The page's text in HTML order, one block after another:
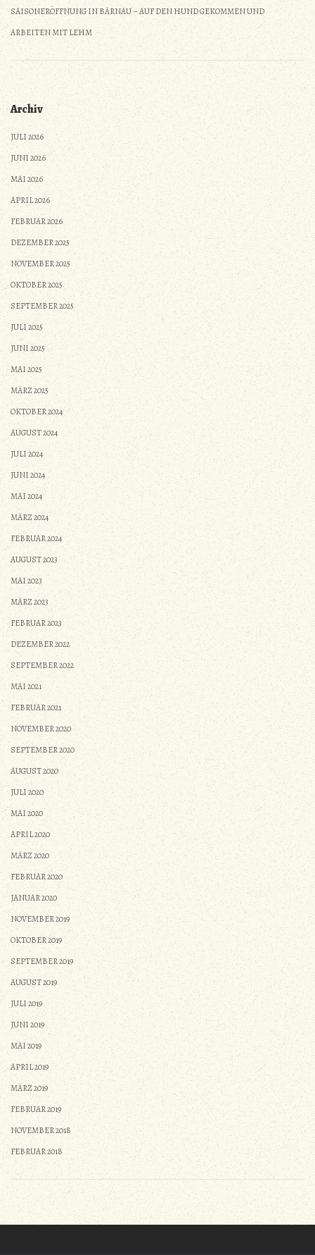
SAISONERÖFFNUNG IN BÄRNAU – AUF DEN HUND GEKOMMEN UND
ARBEITEN MIT LEHM
Archiv
JULI 2026
JUNI 2026
MAI 2026
APRIL 2026
FEBRUAR 2026
DEZEMBER 2025
NOVEMBER 2025
OKTOBER 2025
SEPTEMBER 2025
JULI 2025
JUNI 2025
MAI 2025
MÄRZ 2025
OKTOBER 2024
AUGUST 2024
JULI 2024
JUNI 2024
MAI 2024
MÄRZ 2024
FEBRUAR 2024
AUGUST 2023
MAI 2023
MÄRZ 2023
FEBRUAR 2023
DEZEMBER 2022
SEPTEMBER 2022
MAI 2021
FEBRUAR 2021
NOVEMBER 2020
SEPTEMBER 2020
AUGUST 2020
JULI 2020
MAI 2020
APRIL 2020
MÄRZ 2020
FEBRUAR 2020
JANUAR 2020
NOVEMBER 2019
OKTOBER 2019
SEPTEMBER 2019
AUGUST 2019
JULI 2019
JUNI 2019
MAI 2019
APRIL 2019
MÄRZ 2019
FEBRUAR 2019
NOVEMBER 2018
FEBRUAR 2018